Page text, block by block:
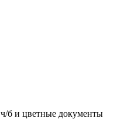
ч/б и цветные документы